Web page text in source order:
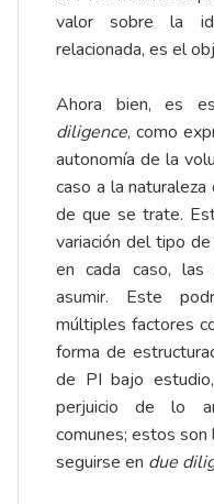
valor sobre la
relacionada, es el
Ahora bien, es
diligence, como
autonomía de la
caso a la
de que se trate.
variación del tipo
en cada caso,
asumir. Este
múltiples factores
forma de
de PI bajo
perjuicio de lo
comunes; estos
seguirse en due